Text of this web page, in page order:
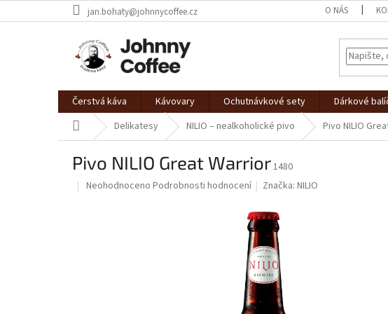
na
jan.bohaty@johnnycoffee.cz O NÁS
Čerstvá káva Kávovary Ochutnávkové sety Dárkové
Domů Delikatesy NILIO – nealkoholické pivo Pivo NILIO
Pivo NILIO Great Warrior1480
Průměrné
Neohodnoceno Podrobnosti hodnocení Značka:NILIO